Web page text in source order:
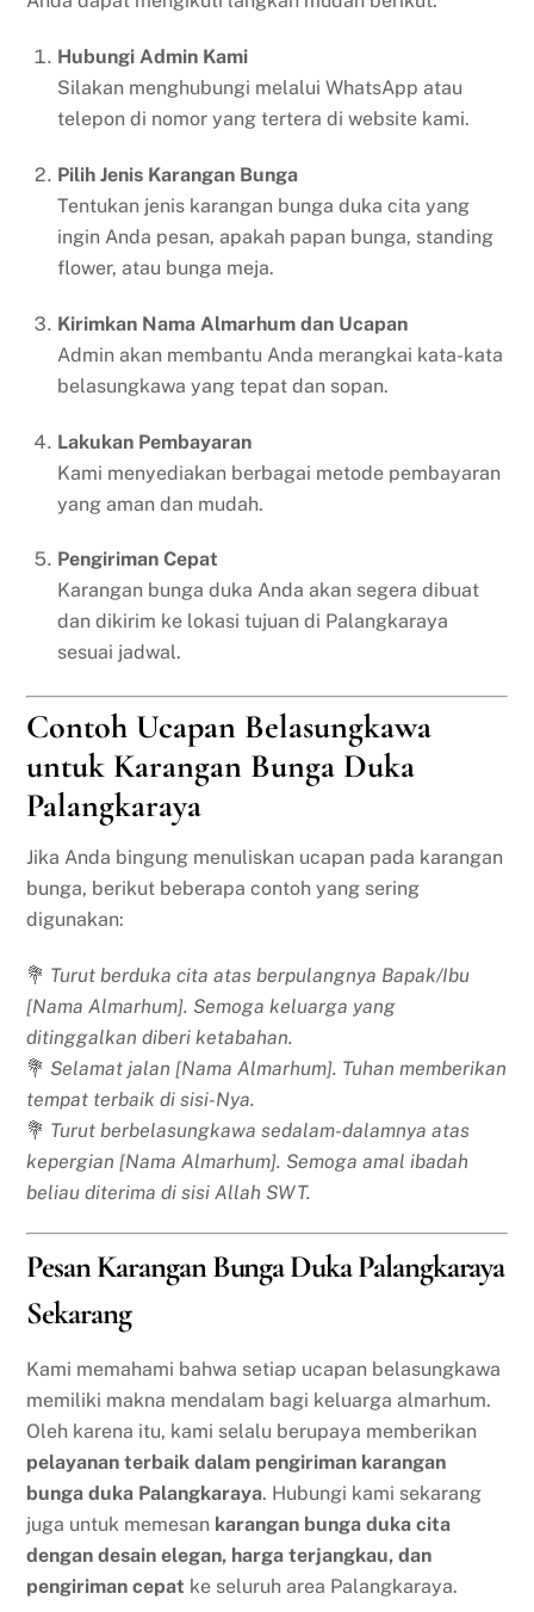
Hubungi Admin Kami
Silakan menghubungi melalui WhatsApp atau
telepon di nomor yang tertera di website kami.
Pilih Jenis Karangan Bunga
Tentukan jenis karangan bunga duka cita yang
ingin Anda pesan, apakah papan bunga, standing
flower, atau bunga meja.
Kirimkan Nama Almarhum dan Ucapan
Admin akan membantu Anda merangkai kata-kata
belasungkawa yang tepat dan sopan.
Lakukan Pembayaran
Kami menyediakan berbagai metode pembayaran
yang aman dan mudah.
Pengiriman Cepat
Karangan bunga duka Anda akan segera dibuat
dan dikirim ke lokasi tujuan di Palangkaraya
sesuai jadwal.
Contoh Ucapan Belasungkawa
untuk Karangan Bunga Duka
Palangkaraya
Jika Anda bingung menuliskan ucapan pada karangan
bunga, berikut beberapa contoh yang sering
digunakan:
💐 Turut berduka cita atas berpulangnya Bapak/Ibu
[Nama Almarhum]. Semoga keluarga yang
ditinggalkan diberi ketabahan.
💐 Selamat jalan [Nama Almarhum]. Tuhan memberikan
tempat terbaik di sisi-Nya.
💐 Turut berbelasungkawa sedalam-dalamnya atas
kepergian [Nama Almarhum]. Semoga amal ibadah
beliau diterima di sisi Allah SWT.
Pesan Karangan Bunga Duka Palangkaraya
Sekarang
Kami memahami bahwa setiap ucapan belasungkawa
memiliki makna mendalam bagi keluarga almarhum.
Oleh karena itu, kami selalu berupaya memberikan
pelayanan terbaik dalam pengiriman karangan
bunga duka Palangkaraya. Hubungi kami sekarang
juga untuk memesan karangan bunga duka cita
dengan desain elegan, harga terjangkau, dan
pengiriman cepat ke seluruh area Palangkaraya.